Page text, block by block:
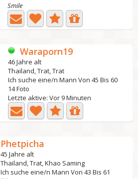
Smile
Waraporn19
46 Jahre alt
Thailand, Trat, Trat
Ich suche eine/n Mann Von 45 Bis 60
14 Foto
Letzte aktive: Vor 9 Minuten
Phetpicha
45 Jahre alt
Thailand, Trat, Khao Saming
Ich suche eine/n Mann Von 43 Bis 61